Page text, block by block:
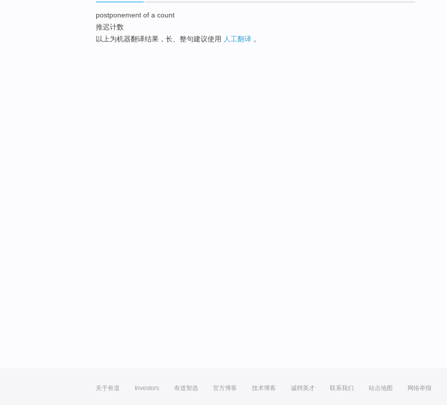
postponement of a count
推迟计数
以上为机器翻译结果，长、整句建议使用 人工翻译 。
关于有道 Investors 有道智选 官方博客 技术博客 诚聘英才 联系我们 站点地图 网络举报